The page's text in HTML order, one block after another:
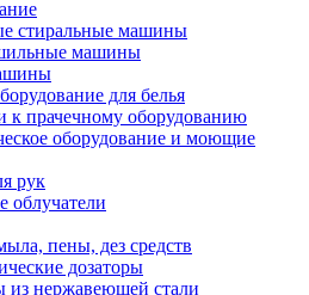
стиральные машины
машины
для белья
к прачечному оборудованию
оборудование и моющие
рук
облучатели
пены, дез средств
дозаторы
из нержавеющей стали